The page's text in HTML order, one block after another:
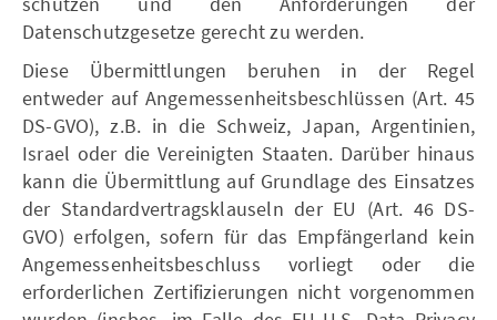
Datenschutzgesetze gerecht zu werden.
Diese Übermittlungen beruhen in der Regel
entweder auf Angemessenheitsbeschlüssen (Art. 45
DS-GVO), z.B. in die Schweiz, Japan, Argentinien,
Israel oder die Vereinigten Staaten. Darüber hinaus
kann die Übermittlung auf Grundlage des Einsatzes
der Standardvertragsklauseln der EU (Art. 46 DS-
GVO) erfolgen, sofern für das Empfängerland kein
Angemessenheitsbeschluss vorliegt oder die
erforderlichen Zertifizierungen nicht vorgenommen